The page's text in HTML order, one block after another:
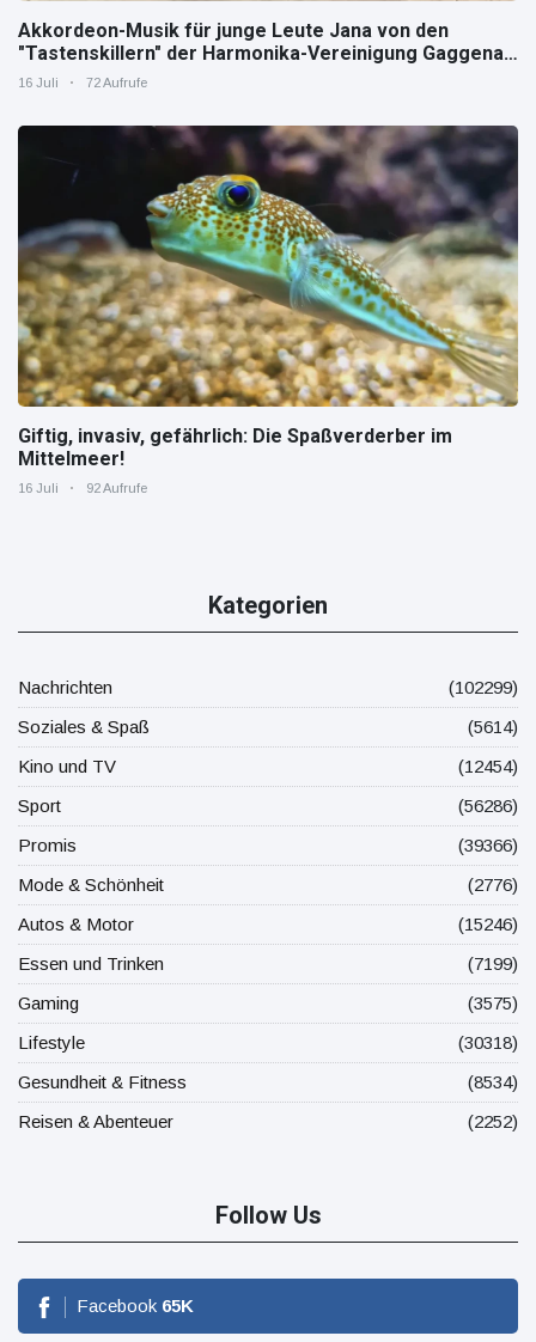
Akkordeon-Musik für junge Leute Jana von den
"Tastenskillern" der Harmonika-Vereinigung Gaggenau
zeigt, wie "jung" das Instrument sein kann.
16 Juli 72 Aufrufe
Giftig, invasiv, gefährlich: Die Spaßverderber im
Mittelmeer!
16 Juli 92 Aufrufe
Kategorien
Nachrichten
(102299)
Soziales & Spaß
(5614)
Kino und TV
(12454)
Sport
(56286)
Promis
(39366)
Mode & Schönheit
(2776)
Autos & Motor
(15246)
Essen und Trinken
(7199)
Gaming
(3575)
Lifestyle
(30318)
Gesundheit & Fitness
(8534)
Reisen & Abenteuer
(2252)
Follow Us
Facebook 65K